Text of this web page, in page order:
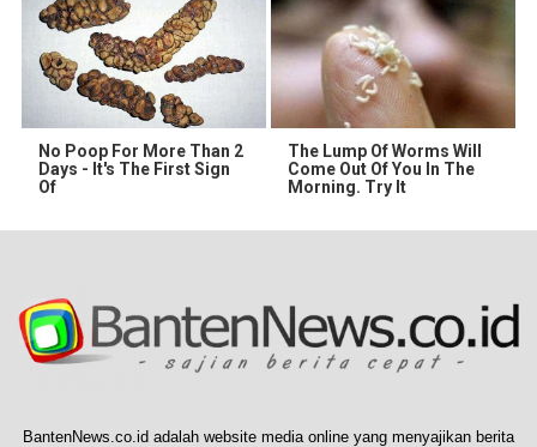
No Poop For More Than 2
Days - It's The First Sign
Of
The Lump Of Worms Will
Come Out Of You In The
Morning. Try It
BantenNews.co.id adalah website media online yang menyajikan berita